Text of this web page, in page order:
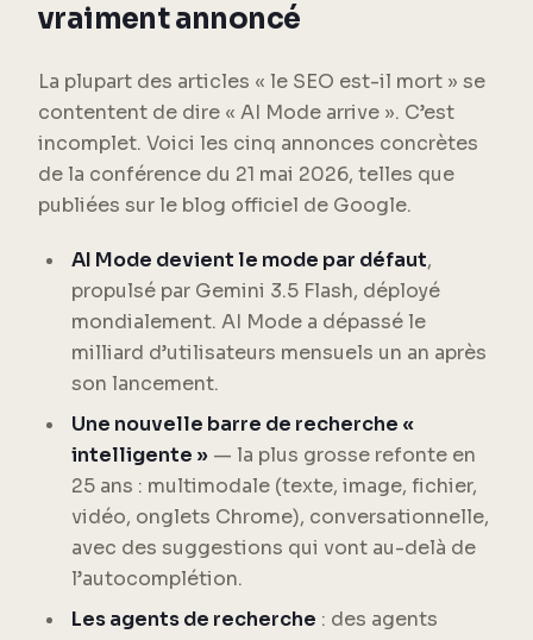
vraiment annoncé
La plupart des articles « le SEO est-il mort » se
contentent de dire « AI Mode arrive ». C’est
incomplet. Voici les cinq annonces concrètes
de la conférence du 21 mai 2026, telles que
publiées sur le blog officiel de Google.
AI Mode devient le mode par défaut,
propulsé par Gemini 3.5 Flash, déployé
mondialement. AI Mode a dépassé le
milliard d’utilisateurs mensuels un an après
son lancement.
Une nouvelle barre de recherche «
intelligente » — la plus grosse refonte en
25 ans : multimodale (texte, image, fichier,
vidéo, onglets Chrome), conversationnelle,
avec des suggestions qui vont au-delà de
l’autocomplétion.
Les agents de recherche : des agents